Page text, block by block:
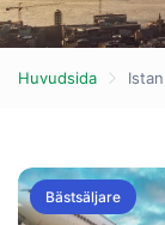
Huvudsida
Bästsäljare